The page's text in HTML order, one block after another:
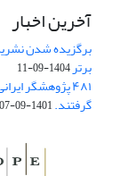
آخرین اخبار
برگزیده شدن
برتر1404-09-11
۴۸۱ پژوهشگر
گرفتند.1401-09-07